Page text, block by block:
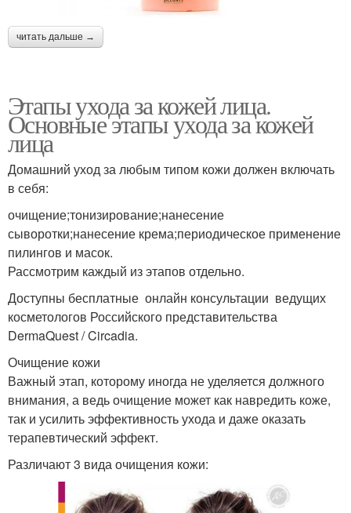
читать дальше →
Этапы ухода за кожей лица.
Основные этапы ухода за кожей
лица
Домашний уход за любым типом кожи должен включать
в себя:
очищение;тонизирование;нанесение
сыворотки;нанесение крема;периодическое применение
пилингов и масок.
Рассмотрим каждый из этапов отдельно.
Доступны бесплатные онлайн консультации ведущих
косметологов Российского представительства
DermaQuest / Circadia.
Очищение кожи
Важный этап, которому иногда не уделяется должного
внимания, а ведь очищение может как навредить коже,
так и усилить эффективность ухода и даже оказать
терапевтический эффект.
Различают 3 вида очищения кожи: